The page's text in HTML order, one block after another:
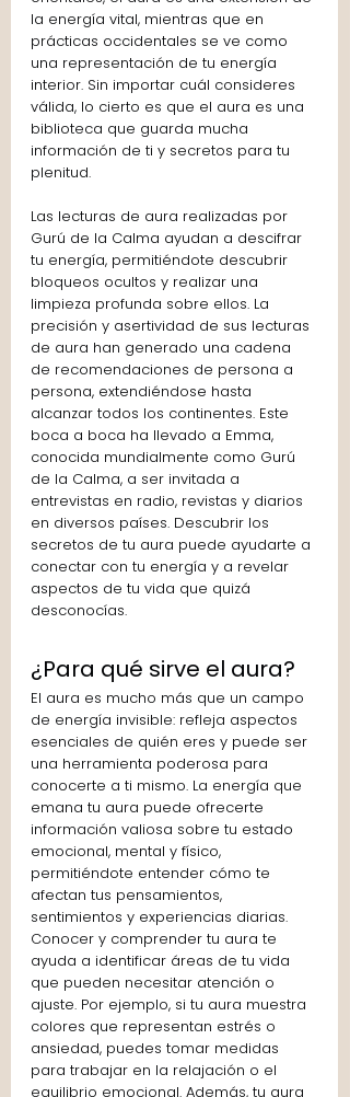
la energía vital, mientras que en
prácticas occidentales se ve como
una representación de tu energía
interior. Sin importar cuál consideres
válida, lo cierto es que el aura es una
biblioteca que guarda mucha
información de ti y secretos para tu
plenitud.
Las lecturas de aura realizadas por
Gurú de la Calma ayudan a descifrar
tu energía, permitiéndote descubrir
bloqueos ocultos y realizar una
limpieza profunda sobre ellos. La
precisión y asertividad de sus lecturas
de aura han generado una cadena
de recomendaciones de persona a
persona, extendiéndose hasta
alcanzar todos los continentes. Este
boca a boca ha llevado a Emma,
conocida mundialmente como Gurú
de la Calma, a ser invitada a
entrevistas en radio, revistas y diarios
en diversos países. Descubrir los
secretos de tu aura puede ayudarte a
conectar con tu energía y a revelar
aspectos de tu vida que quizá
desconocías.
¿Para qué sirve el aura?
El aura es mucho más que un campo
de energía invisible: refleja aspectos
esenciales de quién eres y puede ser
una herramienta poderosa para
conocerte a ti mismo. La energía que
emana tu aura puede ofrecerte
información valiosa sobre tu estado
emocional, mental y físico,
permitiéndote entender cómo te
afectan tus pensamientos,
sentimientos y experiencias diarias.
Conocer y comprender tu aura te
ayuda a identificar áreas de tu vida
que pueden necesitar atención o
ajuste. Por ejemplo, si tu aura muestra
colores que representan estrés o
ansiedad, puedes tomar medidas
para trabajar en la relajación o el
equilibrio emocional. Además, tu aura